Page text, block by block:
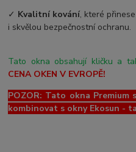
✓ Kvalitní kování, které
i skvělou bezpečnostní ochranu.
Tato okna obsahují kličku a
CENA OKEN V EVROPĚ!
POZOR: Tato okna Premium
kombinovat s okny Ekosun -